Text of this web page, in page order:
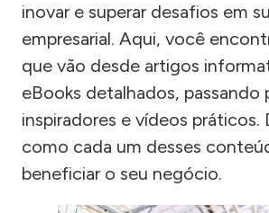
inovar e superar desafios em
empresarial. Aqui, você
que vão desde artigos
eBooks detalhados, passando
inspiradores e vídeos práticos.
como cada um desses
beneficiar o seu negócio.